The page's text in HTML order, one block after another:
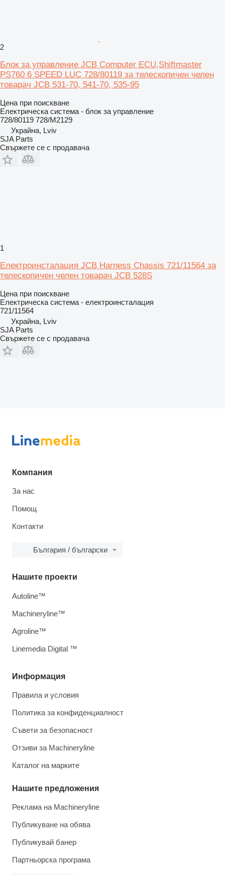
2
Блок за управление JCB Computer ECU,Shiftmaster
PS760 6 SPEED LUC 728/80119 за телескопичен челен
товарач JCB 531-70, 541-70, 535-95
Цена при поискване
Електрическа система - блок за управление
728/80119 728/M2129
Украйна, Lviv
SJA Parts
Свържете се с продавача
1
Електроинсталация JCB Harness Chassis 721/11564 за
телескопичен челен товарач JCB 528S
Цена при поискване
Електрическа система - електроинсталация
721/11564
Украйна, Lviv
SJA Parts
Свържете се с продавача
Компания
За нас
Помощ
Контакти
България / български
Информация
Правила и условия
Политика за конфиденциалност
Съвети за безопасност
Отзиви за Machineryline
Каталог на марките
Нашите предложения
Реклама на Machineryline
Публикуване на обява
Публикувай банер
Партньорска програма
Нашите проекти
Autoline™
Machineryline™
Agroline™
Linemedia Digital ™